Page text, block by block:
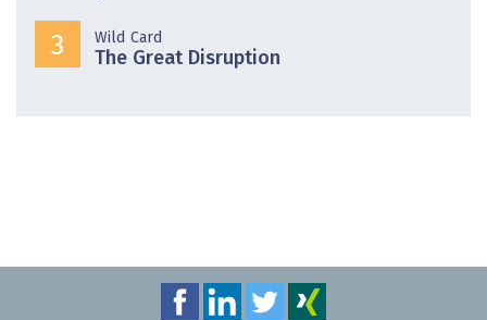
3 Wild Card
The Great Disruption